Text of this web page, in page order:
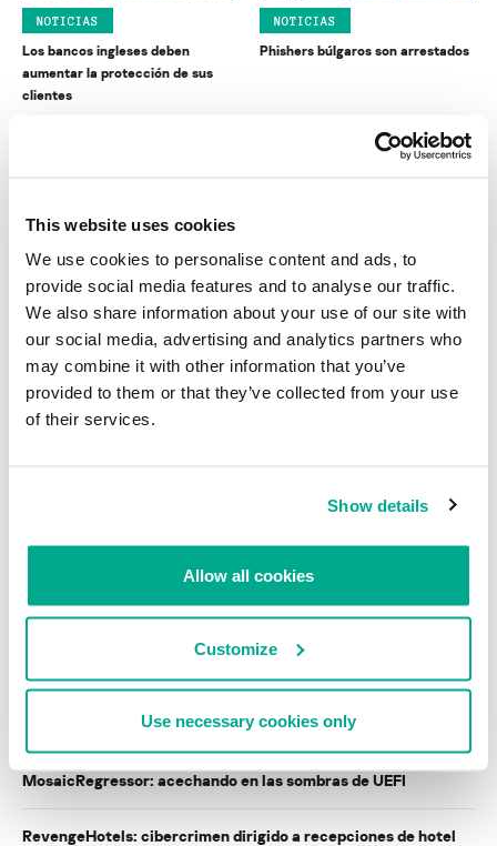
This website uses cookies
We use cookies to personalise content and ads, to
provide social media features and to analyse our traffic.
We also share information about your use of our site with
our social media, advertising and analytics partners who
may combine it with other information that you’ve
provided to them or that they’ve collected from your use
of their services.
Show details
Allow all cookies
Customize
Use necessary cookies only
NOTICIAS
Los bancos ingleses deben
aumentar la protección de sus
clientes
NOTICIAS
Phishers búlgaros son arrestados
NOTICIAS
Cisco publica parches de
Estados Unidos y España unen
fuerzas contra el crimen
BlindEagle vuela alto en LATAM
Kaspersky proporciona información sobre la actividad y los TTPs
del APT BlindEagle. Grupo que apunta a organizaciones e
individuos en Colombia, Ecuador, Chile, Panamá y otros países de
APT asiáticos modernos
MosaicRegressor: acechando en las sombras de UEFI
RevengeHotels: cibercrimen dirigido a recepciones de hotel